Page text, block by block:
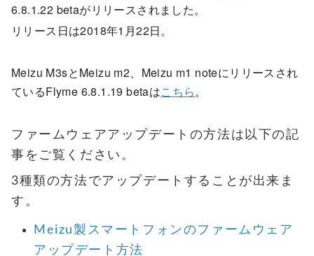
6.8.1.22 betaがリリースされました。
リリース日は2018年1月22日。
Meizu M3sとMeizu m2、Meizu m1 noteにリリースされ
ているFlyme 6.8.1.19 betaはこちら。
ファームウェアアップデートの方法は以下の記
事をご覧ください。
3種類の方法でアップデートすることが出来ま
す。
Meizu製スマートフォンのファームウェア
アップデート方法